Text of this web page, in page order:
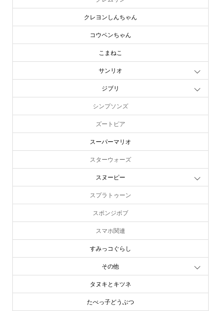
クレヨンしんちゃん
コウペンちゃん
こまねこ
サンリオ
ジブリ
シンプソンズ
ズートピア
スーパーマリオ
スターウォーズ
スヌーピー
スプラトゥーン
スポンジボブ
スマホ関連
すみっコぐらし
その他
タヌキとキツネ
たべっ子どうぶつ
company info contact us